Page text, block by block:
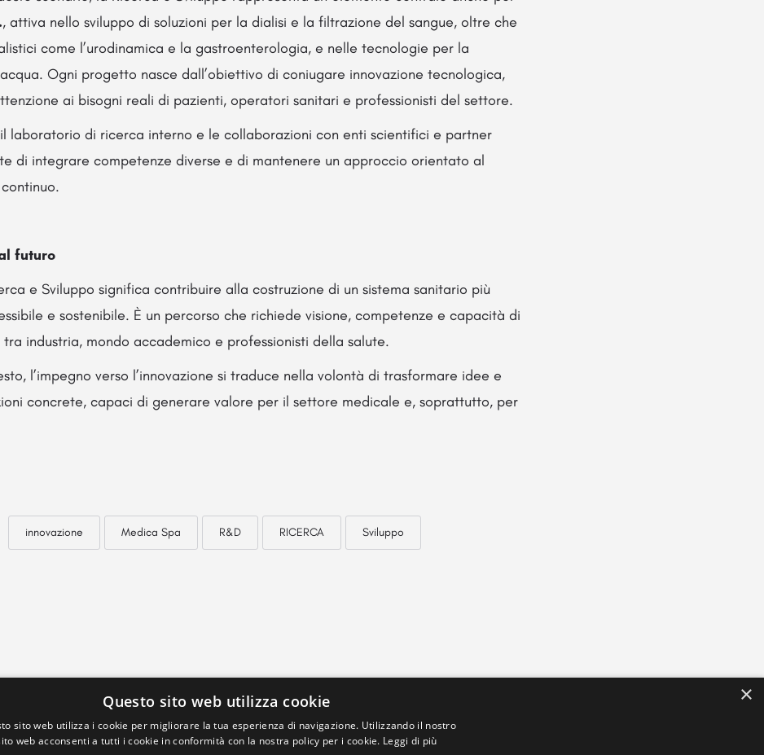
, attiva nello sviluppo di soluzioni per la dialisi e la filtrazione del sangue, oltre che
come l’urodinamica e la gastroenterologia, e nelle tecnologie per la
Ogni progetto nasce dall’obiettivo di coniugare innovazione tecnologica,
ai bisogni reali di pazienti, operatori sanitari e professionisti del settore.
laboratorio di ricerca interno e le collaborazioni con enti scientifici e partner
di integrare competenze diverse e di mantenere un approccio orientato al
futuro
e Sviluppo significa contribuire alla costruzione di un sistema sanitario più
e sostenibile. È un percorso che richiede visione, competenze e capacità di
industria, mondo accademico e professionisti della salute.
l’impegno verso l’innovazione si traduce nella volontà di trasformare idee e
concrete, capaci di generare valore per il settore medicale e, soprattutto, per
innovazione Medica Spa R&D RICERCA Sviluppo
×
Questo sito web utilizza cookie
sito web utilizza i cookie per migliorare la tua esperienza di navigazione. Utilizzando il nostro
web acconsenti a tutti i cookie in conformità con la nostra policy per i cookie. Leggi di più